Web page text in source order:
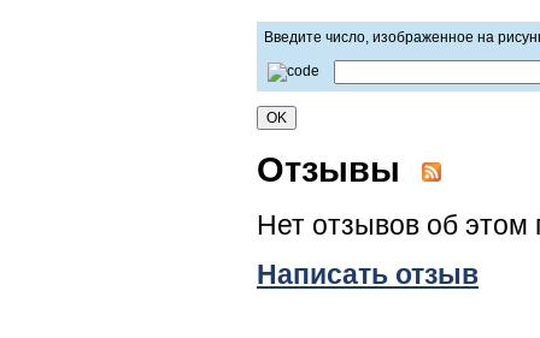
Введите число, изображенное на
Отзывы
Нет отзывов об этом
Написать отзыв